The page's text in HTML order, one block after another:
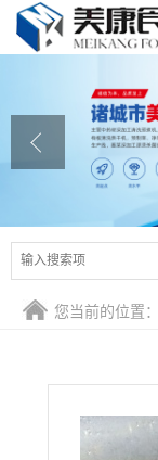
公司介绍
公司动态
产品展厅
联系我们
您当前的位置：